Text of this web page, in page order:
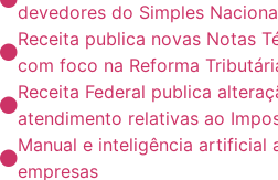
devedores do Simples
Receita publica novas Notas
com foco na Reforma
Receita Federal publica
atendimento relativas ao
Manual e inteligência artificial
empresas